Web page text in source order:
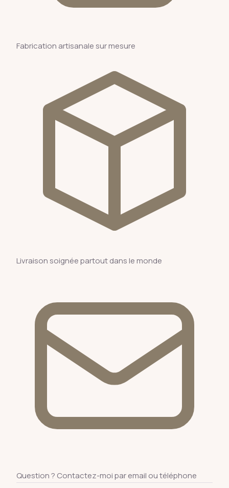
Fabrication artisanale sur mesure
Livraison soignée partout dans le monde
Question ? Contactez-moi par email ou téléphone